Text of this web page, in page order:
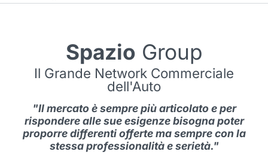
Spazio Group
Il Grande Network Commerciale
dell'Auto
"Il mercato è sempre più articolato e per
rispondere alle sue esigenze bisogna poter
proporre differenti offerte ma sempre con la
stessa professionalità e serietà."